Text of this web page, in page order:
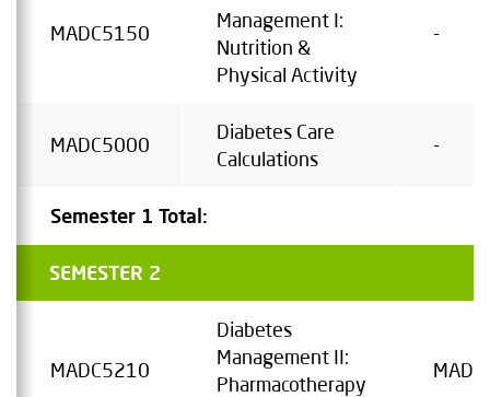
MADC5150
Management I:
Nutrition &
Physical Activity
-
MADC5000
Diabetes Care
Calculations
-
Semester 1 Total:
SEMESTER 2
MADC5210
Diabetes
Management II:
Pharmacotherapy